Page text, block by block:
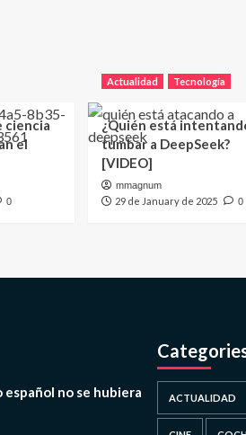
ciencia
el
0
Actualidad Tecnología
¿Quién está
tumbar a DeepSeek?
[VIDEO]
mmagnum
29 de January de 2025 0
español no se hubiera
ACTUALIDAD